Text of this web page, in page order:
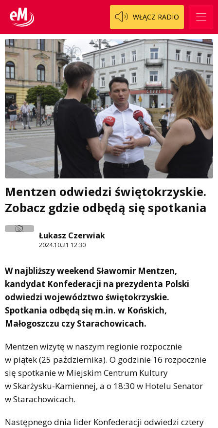
WŁĄCZ RADIO
Mentzen odwiedzi świętokrzyskie.
Zobacz gdzie odbędą się spotkania
Łukasz Czerwiak
2024.10.21 12:30
W najbliższy weekend Sławomir Mentzen,
kandydat Konfederacji na prezydenta Polski
odwiedzi województwo świętokrzyskie.
Spotkania odbędą się m.in. w Końskich,
Małogoszczu czy Starachowicach.
Mentzen wizytę w naszym regionie rozpocznie
w piątek (25 października). O godzinie 16 rozpocznie
się spotkanie w Miejskim Centrum Kultury
w Skarżysku-Kamiennej, a o 18:30 w Hotelu Senator
w Starachowicach.
Następnego dnia lider Konfederacji odwiedzi cztery